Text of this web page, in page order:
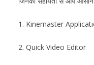
1. Kinemaster
2. Quick Video Editor